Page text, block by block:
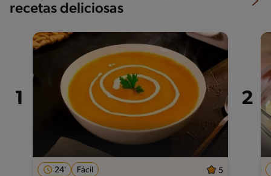
recetas deliciosas
24' Fácil 5